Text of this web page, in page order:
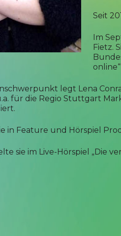
Seit
Im
Fietz.
legt Lena
für die Regio Stuttgart
in Feature und Hörspiel
sie im Live-Hörspiel „Die